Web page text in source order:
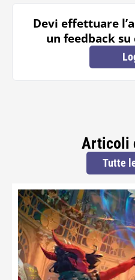
Devi effettuare
un feedback
Articoli
Tutte